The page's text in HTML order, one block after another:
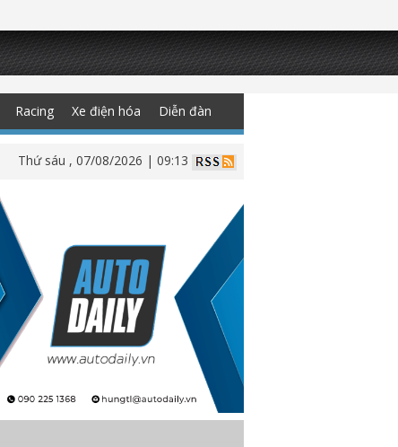
Racing Xe điện hóa Diễn đàn
Thứ sáu , 07/08/2026 | 09:13